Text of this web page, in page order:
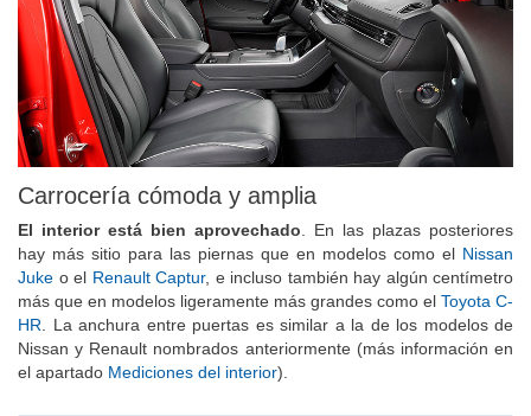
Carrocería cómoda y amplia
El interior está bien aprovechado . En las plazas posteriores
hay más sitio para las piernas que en modelos como el Nissan
Juke o el Renault Captur, e incluso también hay algún centímetro
más que en modelos ligeramente más grandes como el Toyota C-
HR . La anchura entre puertas es similar a la de los modelos de
Nissan y Renault nombrados anteriormente (más información en
el apartado Mediciones del interior).